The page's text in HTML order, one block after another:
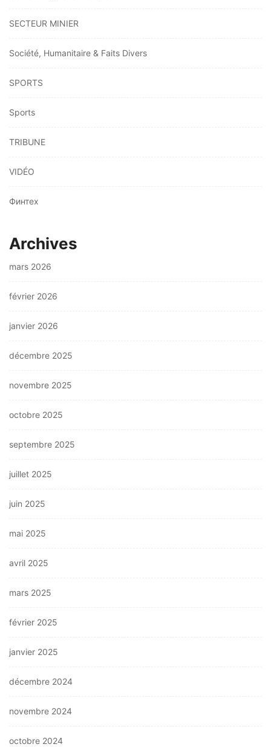
SECTEUR MINIER
Société, Humanitaire & Faits Divers
SPORTS
Sports
TRIBUNE
VIDÉO
Финтех
Archives
mars 2026
février 2026
janvier 2026
décembre 2025
novembre 2025
octobre 2025
septembre 2025
juillet 2025
juin 2025
mai 2025
avril 2025
mars 2025
février 2025
janvier 2025
décembre 2024
novembre 2024
octobre 2024